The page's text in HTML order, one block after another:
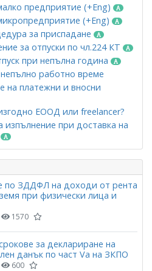
предприятие (+Eng)
(+Eng)
за приспадане
за отпуски по чл.224 КТ
при непълна година
работно време
на платежни и вносни
ЕООД или freelancer?
при доставка на
по ЗДДФЛ на доходи от рента
при физически лица и
1570
за деклариране на
данък по част Vа на ЗКПО
600